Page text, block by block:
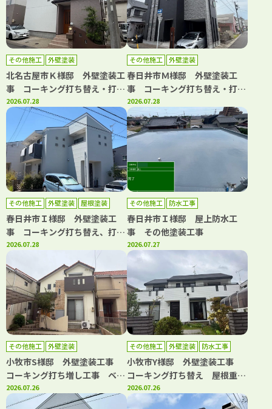
その他施工 外壁塗装
北名古屋市Ｋ様邸 外壁塗装工
事 コーキング打ち替え・打ち
増し工事 屋根カバー工事 ト
ップコート工事
2026.07.28
その他施工 外壁塗装
春日井市Ｍ様邸 外壁塗装工
事 コーキング打ち替え・打ち
増し工事 バルコニートップコ
ート工事
2026.07.28
その他施工 外壁塗装 屋根塗装
春日井市Ｉ様邸 外壁塗装工
事 コーキング打ち替え、打ち
増し工事 屋根塗装工事 トッ
2026.07.28
その他施工 防水工事
春日井市Ｉ様邸 屋上防水工
事 その他塗装工事
2026.07.27
その他施工 外壁塗装
小牧市S様邸 外壁塗装工事
コーキング打ち増し工事 ベラ
ンダトップコート工事
2026.07.26
その他施工 外壁塗装 防水工事
小牧市Y様邸 外壁塗装工事
コーキング打ち替え 屋根重ね
葺き工事 ベランダ防水工事
水道管カバー取り換え工事
2026.07.26